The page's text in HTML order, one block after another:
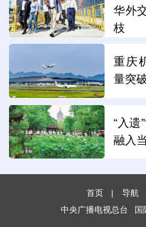
华外
枝
重庆
量突
“入遗
融入
首页 | 导航
中央广播电视总台
国